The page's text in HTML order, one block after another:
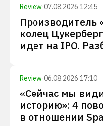
Review·07.08.2026 12:45
колец
идет на IPO.
Review·06.08.2026 17:10
«Сейчас мы
историю»: 4
в отношении